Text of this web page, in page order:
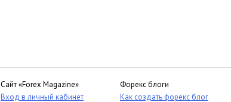
Сайт «Forex Magazine»
Вход в личный кабинет
Форекс блоги
Как создать форекс блог